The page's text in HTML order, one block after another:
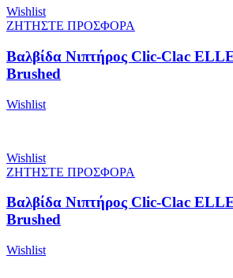
Wishlist
ΖΗΤΗΣΤΕ ΠΡΟΣΦΟΡΑ
Βαλβίδα Νιπτήρος Clic-Clac
Brushed
Wishlist
Wishlist
ΖΗΤΗΣΤΕ ΠΡΟΣΦΟΡΑ
Βαλβίδα Νιπτήρος Clic-Clac
Brushed
Wishlist